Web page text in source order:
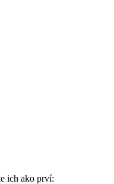
ich ako prví: